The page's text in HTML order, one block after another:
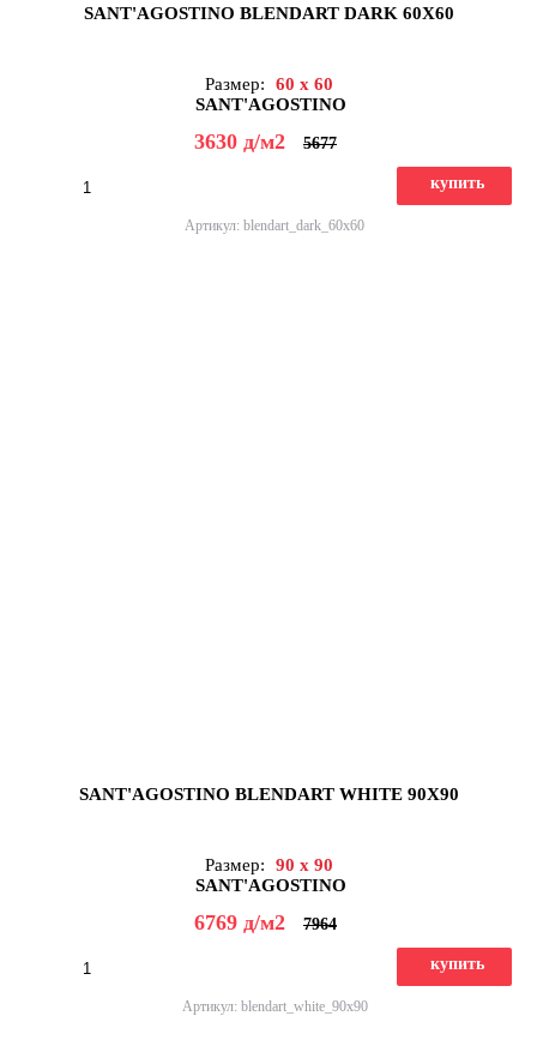
SANT'AGOSTINO BLENDART DARK 60X60
Размер:
60 x 60
SANT'AGOSTINO
3630 д/м2 5677
купить
Артикул: blendart_dark_60x60
SANT'AGOSTINO BLENDART WHITE 90X90
Размер:
90 x 90
SANT'AGOSTINO
6769 д/м2 7964
купить
Артикул: blendart_white_90x90